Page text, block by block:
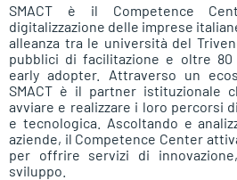
SMACT è il Competence
digitalizzazione delle imprese
alleanza tra le università del
pubblici di facilitazione e oltre 80
early adopter. Attraverso un
SMACT è il partner istituzionale
avviare e realizzare i loro percorsi
e tecnologica. Ascoltando e
aziende, il Competence Center
per offrire servizi di
sviluppo.